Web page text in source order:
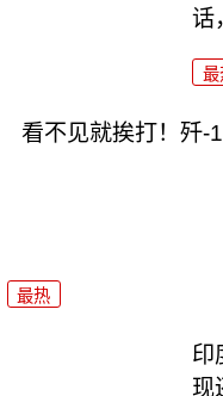
话
最
看不见就挨打！歼-
最热
印
现